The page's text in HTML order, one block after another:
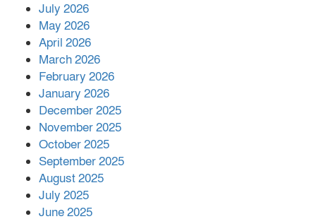
পর ফোন তারেক রহমানের,গ্যাস সঙ্কট
July 2026
May 2026
April 2026
March 2026
February 2026
January 2026
December 2025
November 2025
October 2025
September 2025
August 2025
July 2025
June 2025